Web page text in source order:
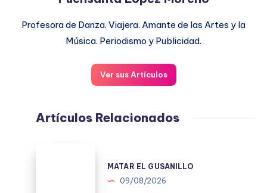
Profesora de Danza. Viajera. Amante de las Artes y la
Música. Periodismo y Publicidad.
Ver sus Artículos
Artículos Relacionados
MATAR EL GUSANILLO
09/08/2026